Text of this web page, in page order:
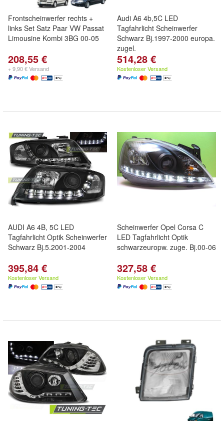
Frontscheinwerfer rechts +
links Set Satz Paar VW Passat
Limousine Kombi 3BG 00-05
208,55 €
+ 9,90 € Versand
Audi A6 4b,5C LED
Tagfahrlicht Scheinwerfer
Schwarz Bj.1997-2000 europa.
zugel.
514,28 €
Kostenloser Versand
AUDI A6 4B, 5C LED
Tagfahrlicht Optik Scheinwerfer
Schwarz Bj.5.2001-2004
395,84 €
Kostenloser Versand
Scheinwerfer Opel Corsa C
LED Tagfahrlicht Optik
schwarzeuropw. zuge. Bj.00-06
327,58 €
Kostenloser Versand